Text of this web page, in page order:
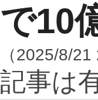
で10
（2025/8/21
記事は